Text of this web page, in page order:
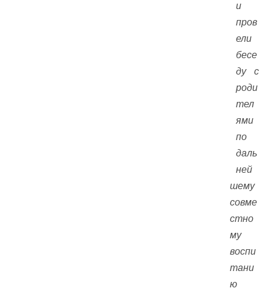
и
пров
ели
бесе
ду с
роди
тел
ями
по
даль
ней
шему
совме
стно
му
воспи
тани
ю